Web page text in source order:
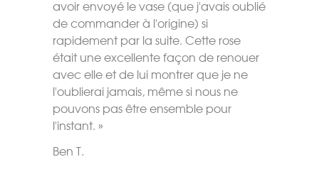
avoir envoyé le vase (que j'avais oublié
de commander à l'origine) si
rapidement par la suite. Cette rose
était une excellente façon de renouer
avec elle et de lui montrer que je ne
l'oublierai jamais, même si nous ne
pouvons pas être ensemble pour
l'instant. »
Ben T.